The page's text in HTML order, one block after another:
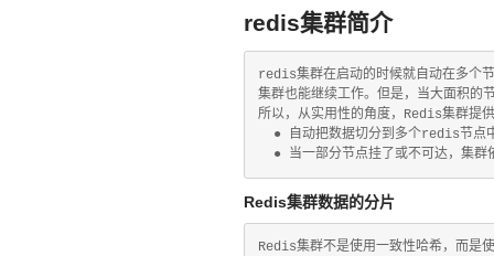
redis集群简介
redis集群在启动的时候就自动在多个
集群也能继续工作。但是，当大面积的
所以，从实用性的角度，Redis集群提
● 自动把数据切分到多个redis节点
● 当一部分节点挂了或不可达，集群
Redis集群数据的分片
Redis集群不是使用一致性哈希，而是